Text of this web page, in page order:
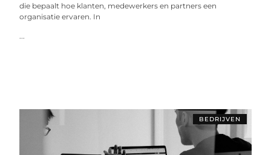
die bepaalt hoe klanten, medewerkers en partners een
organisatie ervaren. In
...
BEDRIJVEN